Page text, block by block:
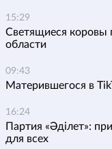
15:29
Светящиеся коровы
области
09:43
Матерившегося в
16:24
Партия «Әділет»:
для всех